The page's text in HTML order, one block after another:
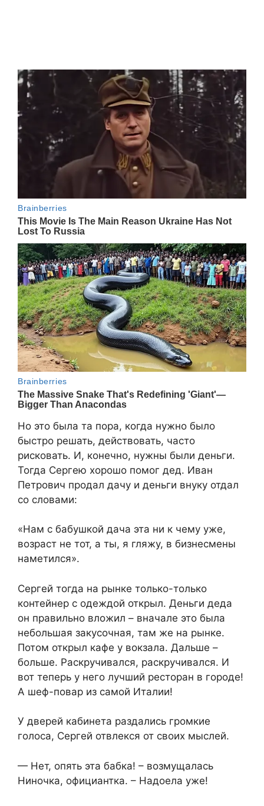
Но это была та пора, когда нужно было
быстро решать, действовать, часто
рисковать. И, конечно, нужны были деньги.
Тогда Сергею хорошо помог дед. Иван
Петрович продал дачу и деньги внуку отдал
со словами:
«Нам с бабушкой дача эта ни к чему уже,
возраст не тот, а ты, я гляжу, в бизнесмены
наметился».
Сергей тогда на рынке только-только
контейнер с одеждой открыл. Деньги деда
он правильно вложил – вначале это была
небольшая закусочная, там же на рынке.
Потом открыл кафе у вокзала. Дальше –
больше. Раскручивался, раскручивался. И
вот теперь у него лучший ресторан в городе!
А шеф-повар из самой Италии!
У дверей кабинета раздались громкие
голоса, Сергей отвлекся от своих мыслей.
— Нет, опять эта бабка! – возмущалась
Ниночка, официантка. – Надоела уже!